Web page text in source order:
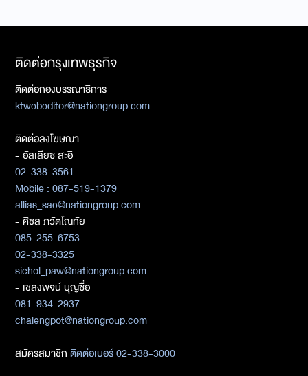
ติดต่อกรุงเทพธุรกิจ
ติดต่อกองบรรณาธิการ
ktwebeditor@nationgroup.com
ติดต่อลงโฆษณา
- อัลเลียซ สะอิ
02-338-3561
Mobile : 087-519-1379
allias_sae@nationgroup.com
- ศิชล ภวัตโณทัย
085-255-6753
02-338-3325
sichol_paw@nationgroup.com
- เชลงพจน์ บุญซื่อ
081-934-2937
chalengpot@nationgroup.com
สมัครสมาชิกติดต่อเบอร์ 02-338-3000